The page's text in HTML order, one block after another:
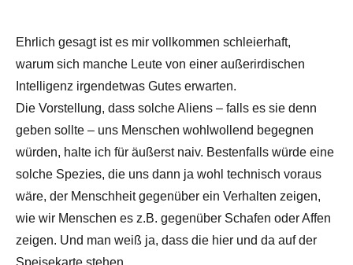
Ehrlich gesagt ist es mir vollkommen schleierhaft,
warum sich manche Leute von einer außerirdischen
Intelligenz irgendetwas Gutes erwarten.
Die Vorstellung, dass solche Aliens – falls es sie denn
geben sollte – uns Menschen wohlwollend begegnen
würden, halte ich für äußerst naiv. Bestenfalls würde eine
solche Spezies, die uns dann ja wohl technisch voraus
wäre, der Menschheit gegenüber ein Verhalten zeigen,
wie wir Menschen es z.B. gegenüber Schafen oder Affen
zeigen. Und man weiß ja, dass die hier und da auf der